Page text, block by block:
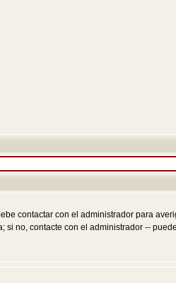
contactar con el administrador para
no, contacte con el administrador --